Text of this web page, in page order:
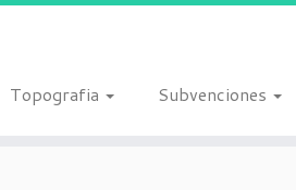
Topografia Subvenciones